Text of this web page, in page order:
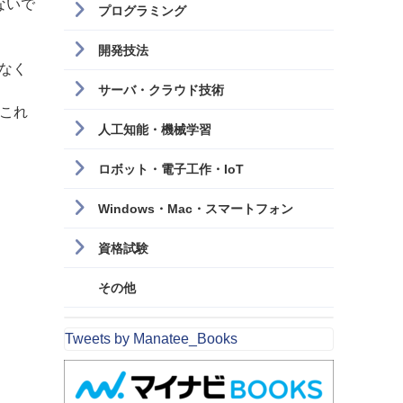
いで
く
れ
プログラミング
開発技法
サーバ・クラウド技術
人工知能・機械学習
ロボット・電子工作・IoT
Windows・Mac・スマートフォン
資格試験
その他
Tweets by Manatee_Books